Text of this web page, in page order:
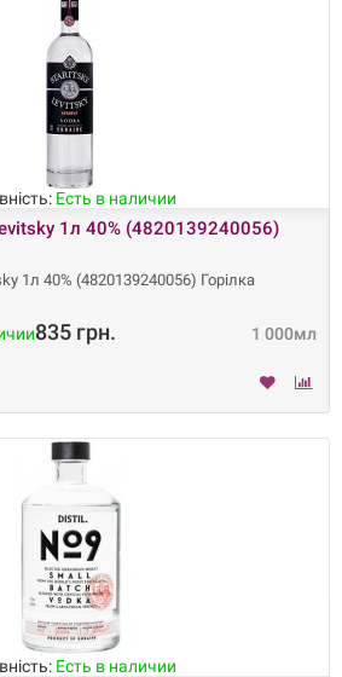
Есть в наличии
1л ​​40% (4820139240056)
1л ​​40% (4820139240056) Горілка
1 000мл
835 грн.
Есть в наличии